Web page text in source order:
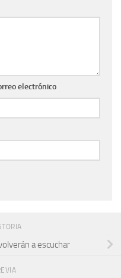
electrónico
a escuchar